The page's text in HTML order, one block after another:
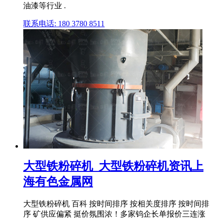
油漆等行业 .
联系电话: 180 3780 8511
大型铁粉碎机_大型铁粉碎机资讯上
海有色金属网
大型铁粉碎机 百科 按时间排序 按相关度排序 按时间排
序 矿供应偏紧 挺价氛围浓！多家钨企长单报价三连涨